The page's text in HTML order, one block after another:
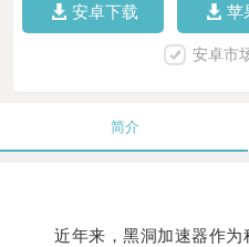
安卓下载 苹
安卓市
简介
近年来，黑洞加速器作为